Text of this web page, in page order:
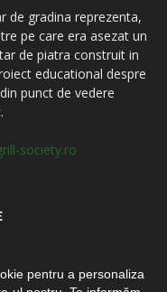
pentru a personaliza
de gradina reprezenta,
pe care era asezat un
de piatra construit in
educational despre
punct de vedere
society.ro